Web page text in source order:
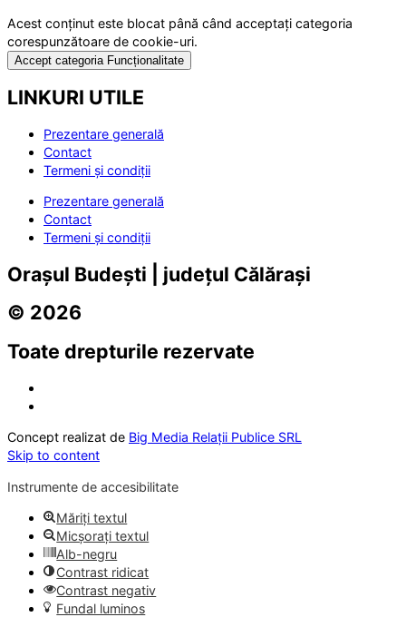
Acest conținut este blocat până când acceptați categoria
corespunzătoare de cookie-uri.
Accept categoria Funcționalitate
LINKURI UTILE
Prezentare generală
Contact
Termeni și condiții
Prezentare generală
Contact
Termeni și condiții
Orașul Budești | județul Călărași
© 2026
Toate drepturile rezervate
Concept realizat de Big Media Relații Publice SRL
Skip to content
Instrumente de accesibilitate
Măriți textul
Micșorați textul
Alb-negru
Contrast ridicat
Contrast negativ
Fundal luminos